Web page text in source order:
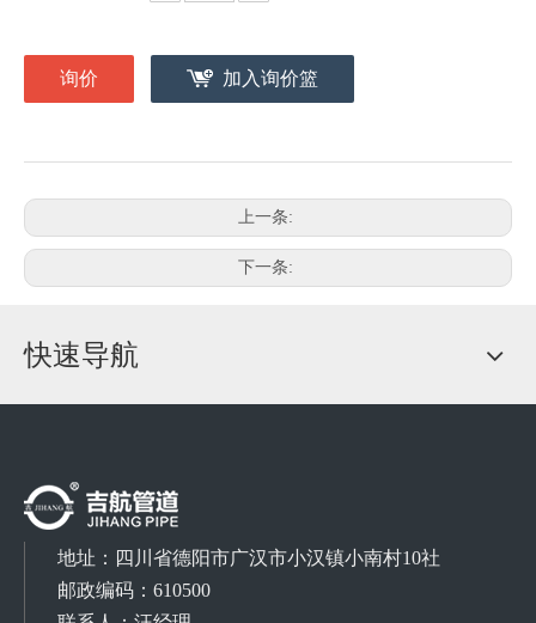
询价 加入询价篮
上一条:
下一条:
快速导航
地址： 四川省德阳市广汉市小汉镇小南村10社
邮政编码：610500